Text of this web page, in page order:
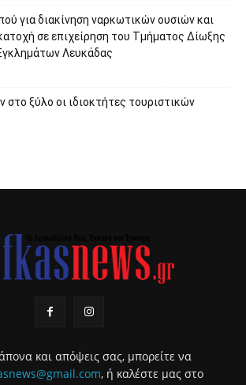
για διακίνηση ναρκωτικών ουσιών και
σε επιχείρηση του Τμήματος Δίωξης
Λευκάδας
στο ξύλο οι ιδιοκτήτες τουριστικών
και απόψεις σας, μπορείτε να
, ή καλέστε μας στο